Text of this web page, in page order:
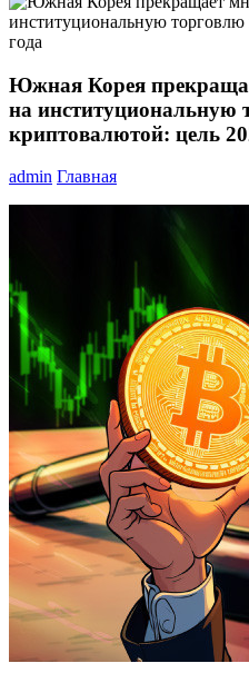
Южная Корея
на институциональную
криптовалютой: цель
admin Главная